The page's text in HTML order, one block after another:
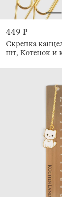
449 ₽
Скрепка
шт, Котенок и